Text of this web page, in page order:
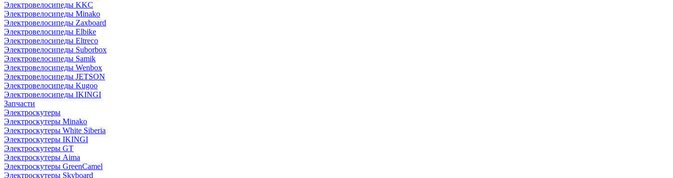
Электровелосипеды KKC
Электровелосипеды Minako
Электровелосипеды Zaxboard
Электровелосипеды Elbike
Электровелосипеды Eltreco
Электровелосипеды Suborbox
Электровелосипеды Samik
Электровелосипеды Wenbox
Электровелосипеды JETSON
Электровелосипеды Kugoo
Электровелосипеды IKINGI
Запчасти
Электроскутеры
Электроскутеры Minako
Электроскутеры White Siberia
Электроскутеры IKINGI
Электроскутеры GT
Электроскутеры Aima
Электроскутеры GreenCamel
Электроскутеры Skyboard